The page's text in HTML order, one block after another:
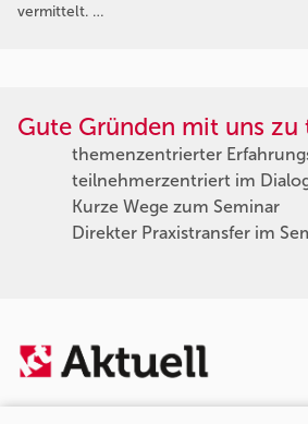
vermittelt. …
Gute Gründen mit uns zu
themenzentrierter
teilnehmerzentriert im
Kurze Wege zum Seminar
Direkter Praxistransfer im